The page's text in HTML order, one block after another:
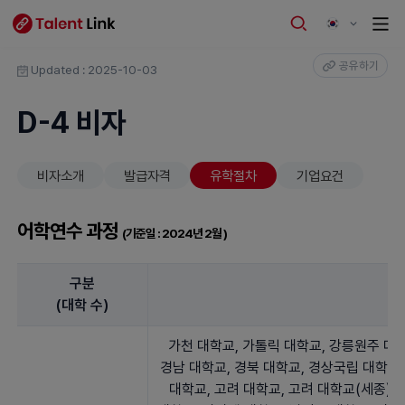
Updated : 2025-10-03 공유하기
D-4 비자
비자소개 발급자격 유학절차 기업요건
어학연수 과정 (기준일 : 2024년 2월 )
구분
(대학 수)
가천 대학교, 가톨릭 대학교, 강릉원주 대
경남 대학교, 경북 대학교, 경상국립 대학
대학교, 고려 대학교, 고려 대학교(세종),